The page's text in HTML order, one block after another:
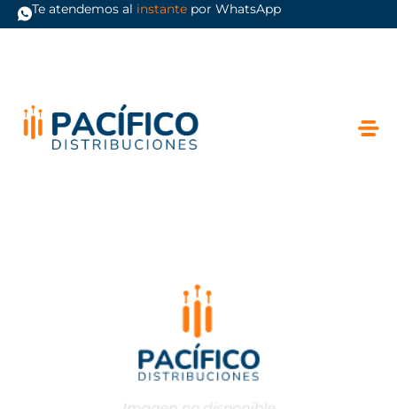
Te atendemos al instante por WhatsApp